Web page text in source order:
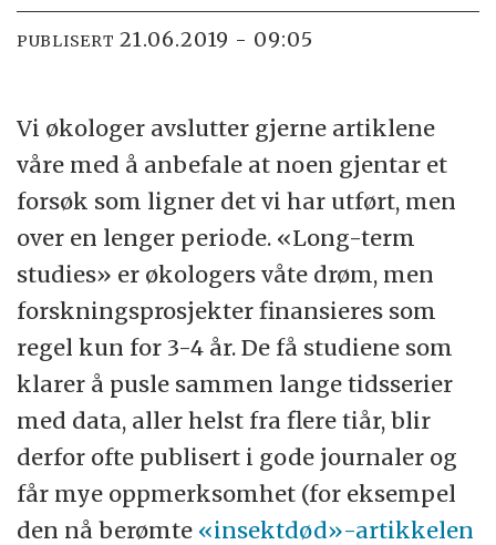
PUBLISERT 21.06.2019 - 09:05
Vi økologer avslutter gjerne artiklene
våre med å anbefale at noen gjentar et
forsøk som ligner det vi har utført, men
over en lenger periode. «Long-term
studies» er økologers våte drøm, men
forskningsprosjekter finansieres som
regel kun for 3-4 år. De få studiene som
klarer å pusle sammen lange tidsserier
med data, aller helst fra flere tiår, blir
derfor ofte publisert i gode journaler og
får mye oppmerksomhet (for eksempel
den nå berømte «insektdød»-artikkelen